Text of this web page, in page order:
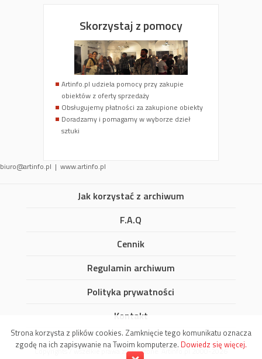
Strona korzysta z plików cookies. Zamknięcie tego komunikatu oznacza
zgodę na ich zapisywanie na Twoim komputerze. Dowiedz się więcej.
Skorzystaj z pomocy
Artinfo.pl udziela pomocy przy zakupie
obiektów z oferty sprzedaży
Obsługujemy płatności za zakupione obiekty
Doradzamy i pomagamy w wyborze dzieł
sztuki
biuro@artinfo.pl | www.artinfo.pl
Jak korzystać z archiwum
F.A.Q
Cennik
Regulamin archiwum
Polityka prywatności
Kontakt
Copyrights / wszelkie prawa zastrzeżone: Artinfo.pl 2000-2026